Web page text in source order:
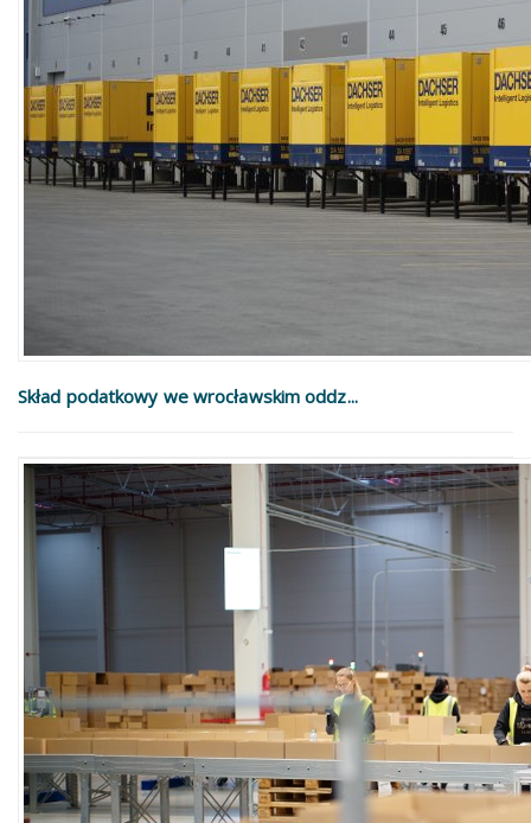
Skład podatkowy we wrocławskim oddz...